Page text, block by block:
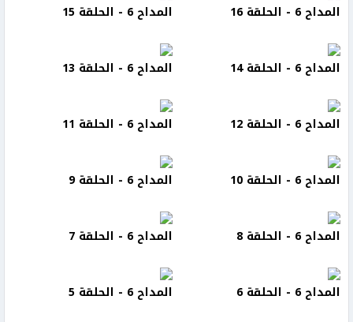
المداح 6 - الحلقة 16 المداح 6 - الحلقة 15
المداح 6 - الحلقة 14 المداح 6 - الحلقة 13
المداح 6 - الحلقة 12 المداح 6 - الحلقة 11
المداح 6 - الحلقة 10 المداح 6 - الحلقة 9
المداح 6 - الحلقة 8 المداح 6 - الحلقة 7
المداح 6 - الحلقة 6 المداح 6 - الحلقة 5